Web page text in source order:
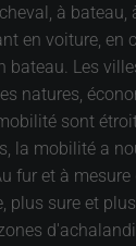
à bateau,
en voiture, en
bateau. Les
natures,
sont
la mobilité a
fur et à
plus sure et